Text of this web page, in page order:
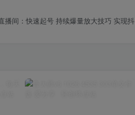
播间：快速起号 持续爆量放大技巧 实现抖